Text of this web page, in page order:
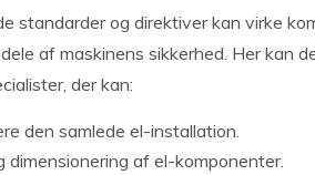
standarder og direktiver kan virke
af maskinens sikkerhed. Her kan
der kan:
den samlede el-installation.
dimensionering af el-komponenter.